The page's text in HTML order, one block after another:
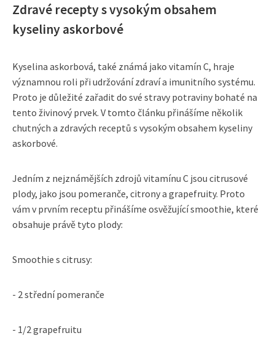
Zdravé recepty s vysokým obsahem
kyseliny askorbové
Kyselina askorbová, také známá jako vitamín C, hraje
významnou roli při udržování zdraví a imunitního systému.
Proto je důležité zařadit do své stravy potraviny bohaté na
tento živinový prvek. V tomto článku přinášíme několik
chutných a zdravých receptů s vysokým obsahem kyseliny
askorbové.
Jedním z nejznámějších zdrojů vitamínu C jsou citrusové
plody, jako jsou pomeranče, citrony a grapefruity. Proto
vám v prvním receptu přinášíme osvěžující smoothie, které
obsahuje právě tyto plody:
Smoothie s citrusy:
- 2 střední pomeranče
- 1/2 grapefruitu